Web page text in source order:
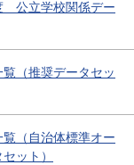
公立学校関係デー
（推奨データセッ
（自治体標準オー
ット）